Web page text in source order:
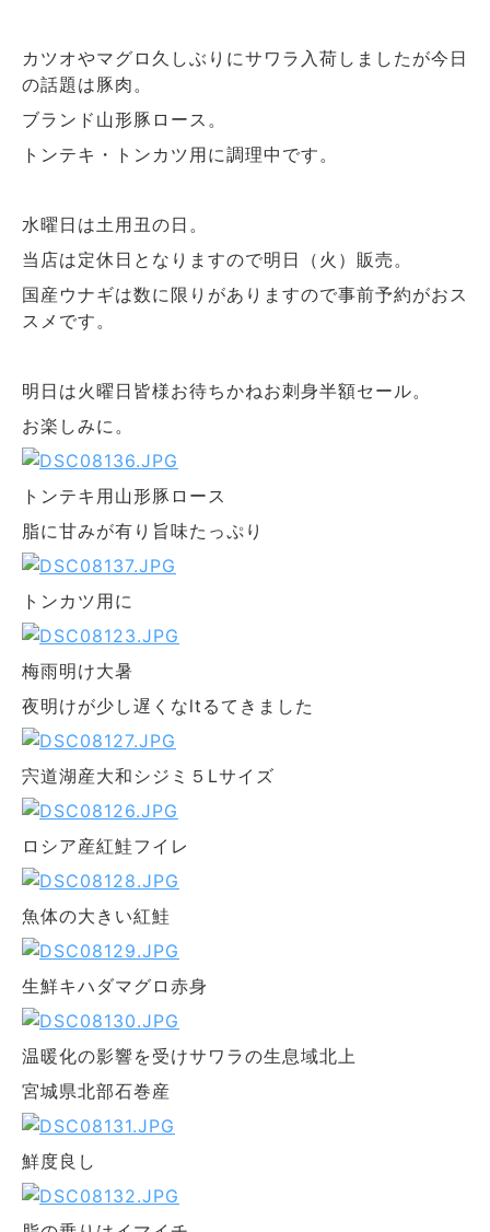
カツオやマグロ久しぶりにサワラ入荷しましたが今日
の話題は豚肉。
ブランド山形豚ロース。
トンテキ・トンカツ用に調理中です。
水曜日は土用丑の日。
当店は定休日となりますので明日（火）販売。
国産ウナギは数に限りがありますので事前予約がおス
スメです。
明日は火曜日皆様お待ちかねお刺身半額セール。
お楽しみに。
トンテキ用山形豚ロース
脂に甘みが有り旨味たっぷり
トンカツ用に
梅雨明け大暑
夜明けが少し遅くなltるてきました
宍道湖産大和シジミ５Ⅼサイズ
ロシア産紅鮭フイレ
魚体の大きい紅鮭
生鮮キハダマグロ赤身
温暖化の影響を受けサワラの生息域北上
宮城県北部石巻産
鮮度良し